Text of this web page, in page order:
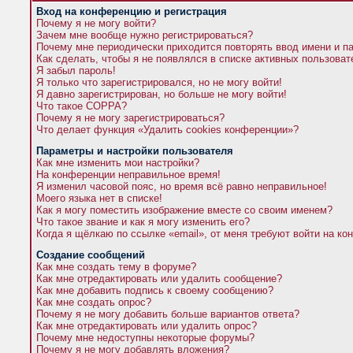
Вход на конференцию и регистрация
Почему я не могу войти?
Зачем мне вообще нужно регистрироваться?
Почему мне периодически приходится повторять ввод имени и
Как сделать, чтобы я не появлялся в списке активных
Я забыл пароль!
Я только что зарегистрировался, но не могу войти!
Я давно зарегистрирован, но больше не могу войти!
Что такое COPPA?
Почему я не могу зарегистрироваться?
Что делает функция «Удалить cookies конференции»?
Параметры и настройки пользователя
Как мне изменить мои настройки?
На конференции неправильное время!
Я изменил часовой пояс, но время всё равно неправильное!
Моего языка нет в списке!
Как я могу поместить изображение вместе со своим именем?
Что такое звание и как я могу изменить его?
Когда я щёлкаю по ссылке «email», от меня требуют войти на
Создание сообщений
Как мне создать тему в форуме?
Как мне отредактировать или удалить сообщение?
Как мне добавить подпись к своему сообщению?
Как мне создать опрос?
Почему я не могу добавить больше вариантов ответа?
Как мне отредактировать или удалить опрос?
Почему мне недоступны некоторые форумы?
Почему я не могу добавлять вложения?